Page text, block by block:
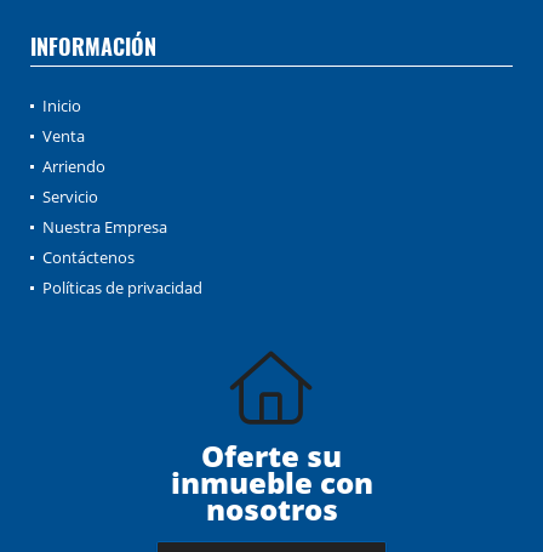
INFORMACIÓN
Inicio
Venta
Arriendo
Servicio
Nuestra Empresa
Contáctenos
Políticas de privacidad
Oferte su
inmueble con
nosotros